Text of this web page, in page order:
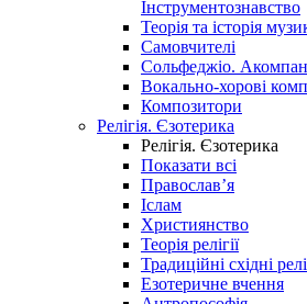
Інструментознавство
Теорія та історія
Самовчителі
Сольфеджіо.
Вокально-хорові
Композитори
Релігія. Єзотерика
Релігія. Єзотерика
Показати всі
Православ’я
Іслам
Християнство
Теорія релігії
Традиційні східні
Езотеричне вчення